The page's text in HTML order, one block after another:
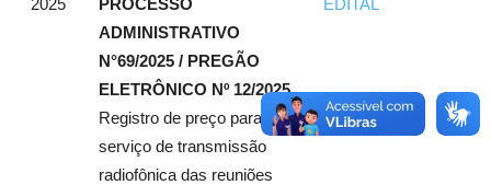
ADMINISTRATIVO
N°69/2025 / PREGÃO
ELETRÔNICO Nº 12/2025
Registro de preço para
serviço de transmissão
radiofônica das reuniões